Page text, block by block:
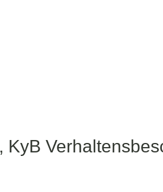
KyB